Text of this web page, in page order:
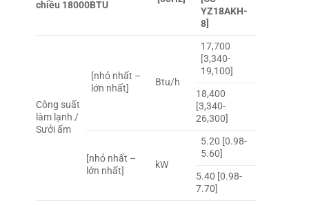
chiều 18000BTU
YZ18AKH-
8]
Công suất
làm lạnh /
Sưởi ấm
[nhỏ nhất –
lớn nhất]
Btu/h
17,700
[3,340-
19,100]
18,400
[3,340-
26,300]
[nhỏ nhất –
lớn nhất]
kW
5.20 [0.98-
5.60]
5.40 [0.98-
7.70]